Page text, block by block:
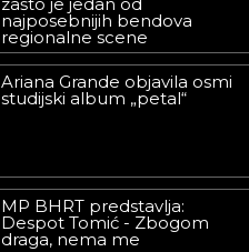
zašto je jedan od
najposebnijih bendova
regionalne scene
Ariana Grande objavila osmi
studijski album „petal“
MP BHRT predstavlja:
Despot Tomić - Zbogom
draga, nema me